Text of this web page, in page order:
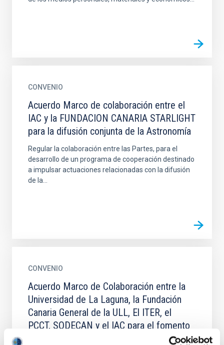
CONVENIO
Acuerdo Marco de colaboración entre el
IAC y la FUNDACION CANARIA STARLIGHT
para la difusión conjunta de la Astronomía
Regular la colaboración entre las Partes, para el
desarrollo de un programa de cooperación destinado
a impulsar actuaciones relacionadas con la difusión
de la...
CONVENIO
Acuerdo Marco de Colaboración entre la
Universidad de La Laguna, la Fundación
Canaria General de la ULL, El ITER, el
PCCT, SODECAN y el IAC para el fomento